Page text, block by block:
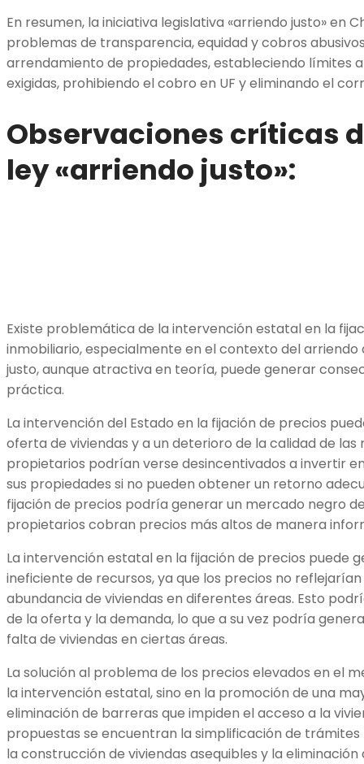
En resumen, la iniciativa legislativa «arriendo justo» en
problemas de transparencia, equidad y cobros
arrendamiento de propiedades, estableciendo límites
exigidas, prohibiendo el cobro en UF y eliminando el
Observaciones críticas
ley «arriendo justo»:
Existe problemática de la intervención estatal en la
inmobiliario, especialmente en el contexto del arriendo
justo, aunque atractiva en teoría, puede generar
práctica.
La intervención del Estado en la fijación de precios
oferta de viviendas y a un deterioro de la calidad de las
propietarios podrían verse desincentivados a invertir
sus propiedades si no pueden obtener un retorno
fijación de precios podría generar un mercado negro
propietarios cobran precios más altos de manera
La intervención estatal en la fijación de precios puede
ineficiente de recursos, ya que los precios no
abundancia de viviendas en diferentes áreas. Esto
de la oferta y la demanda, lo que a su vez podría
falta de viviendas en ciertas áreas.
La solución al problema de los precios elevados en el
la intervención estatal, sino en la promoción de una
eliminación de barreras que impiden el acceso a la
propuestas se encuentran la simplificación de
la construcción de viviendas asequibles y la